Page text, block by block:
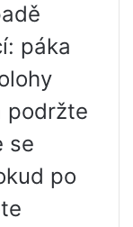
páka
podržte
se
po